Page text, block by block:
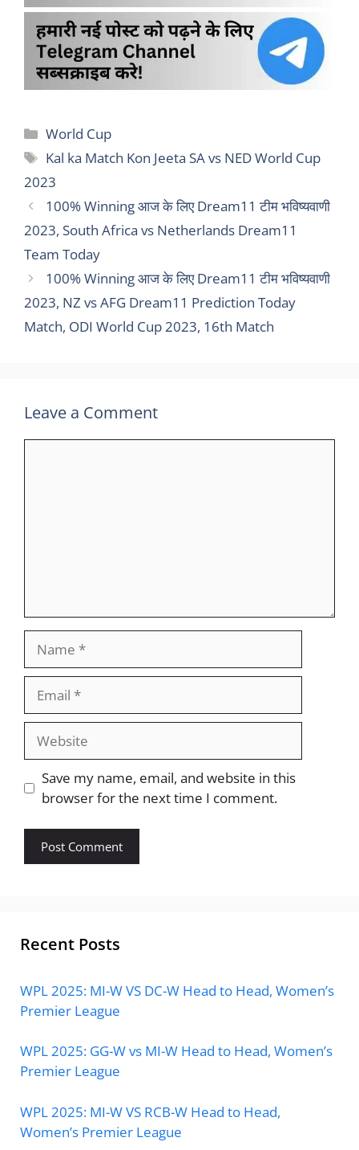
Categories
World Cup
Tags
Kal ka Match Kon Jeeta SA vs NED World Cup
2023
100% Winning आज के लिए Dream11 टीम भविष्यवाणी
2023, South Africa vs Netherlands Dream11
Team Today
100% Winning आज के लिए Dream11 टीम भविष्यवाणी
2023, NZ vs AFG Dream11 Prediction Today
Match, ODI World Cup 2023, 16th Match
Leave a Comment
Website
Save my name, email, and website in this
browser for the next time I comment.
Recent Posts
WPL 2025: MI-W VS DC-W Head to Head, Women’s
Premier League
WPL 2025: GG-W vs MI-W Head to Head, Women’s
Premier League
WPL 2025: MI-W VS RCB-W Head to Head,
Women’s Premier League